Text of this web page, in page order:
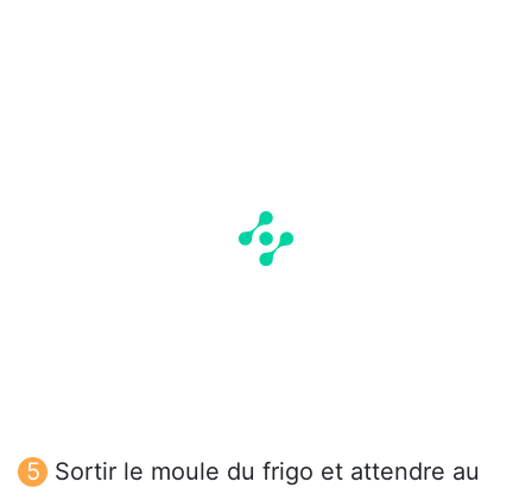
Sortir le moule du frigo et attendre au